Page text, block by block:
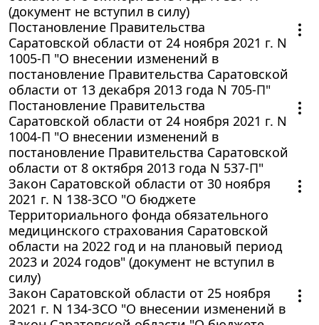
(документ не вступил в силу)
Постановление Правительства
Саратовской области от 24 ноября 2021 г. N
1005-П "О внесении изменений в
постановление Правительства Саратовской
области от 13 декабря 2013 года N 705-П"
Постановление Правительства
Саратовской области от 24 ноября 2021 г. N
1004-П "О внесении изменений в
постановление Правительства Саратовской
области от 8 октября 2013 года N 537-П"
Закон Саратовской области от 30 ноября
2021 г. N 138-ЗСО "О бюджете
Территориального фонда обязательного
медицинского страхования Саратовской
области на 2022 год и на плановый период
2023 и 2024 годов" (документ не вступил в
силу)
Закон Саратовской области от 25 ноября
2021 г. N 134-ЗСО "О внесении изменений в